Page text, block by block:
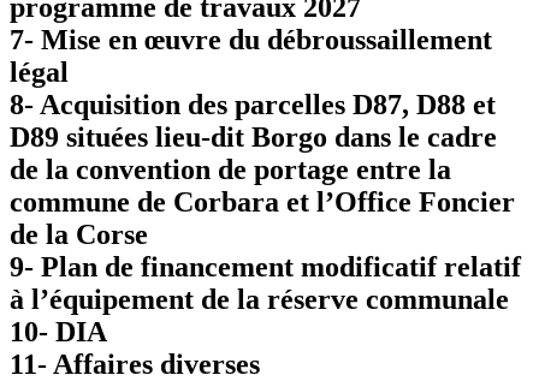
programme de travaux 2027
7- Mise en œuvre du débroussaillement
légal
8- Acquisition des parcelles D87, D88 et
D89 situées lieu-dit Borgo dans le cadre
de la convention de portage entre la
commune de Corbara et l’Office Foncier
de la Corse
9- Plan de financement modificatif relatif
à l’équipement de la réserve communale
10- DIA
11- Affaires diverses